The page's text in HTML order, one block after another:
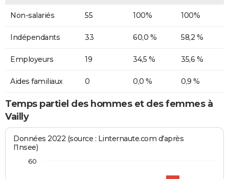
Non-salariés 55 100% 100%
Indépendants 33 60,0 % 58,2 %
Employeurs 19 34,5 % 35,6 %
Aides familiaux 0 0,0 % 0,9 %
Temps partiel des hommes et des femmes à
Vailly
Données 2022 (source : Linternaute.com d'après
l'Insee)
60